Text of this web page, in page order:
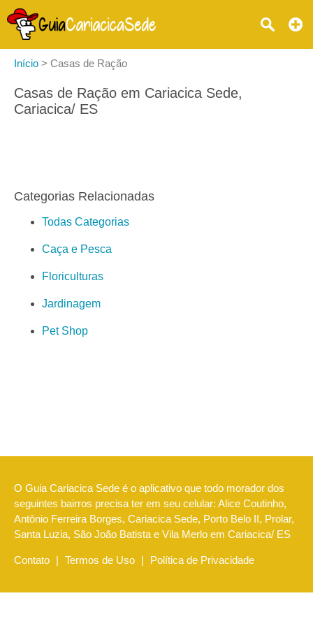
Início > Casas de Ração
Casas de Ração em Cariacica Sede,
Cariacica/ ES
Categorias Relacionadas
Todas Categorias
Caça e Pesca
Floriculturas
Jardinagem
Pet Shop
O Guia Cariacica Sede é o aplicativo que todo morador dos
seguintes bairros precisa ter em seu celular: Alice Coutinho,
Antônio Ferreira Borges, Cariacica Sede, Porto Belo II, Prolar,
Santa Luzia, São João Batista e Vila Merlo em Cariacica/ ES
Contato | Termos de Uso | Política de Privacidade